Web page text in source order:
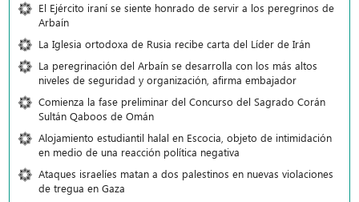
El Ejército iraní se siente honrado de servir a los peregrinos de
Arbaín
La Iglesia ortodoxa de Rusia recibe carta del Líder de Irán
La peregrinación del Arbaín se desarrolla con los más altos
niveles de seguridad y organización, afirma embajador
Comienza la fase preliminar del Concurso del Sagrado Corán
Sultán Qaboos de Omán
Alojamiento estudiantil halal en Escocia, objeto de intimidación
en medio de una reacción política negativa
Ataques israelíes matan a dos palestinos en nuevas violaciones
de tregua en Gaza